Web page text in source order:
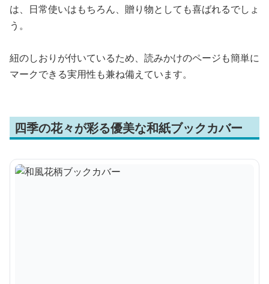
は、日常使いはもちろん、贈り物としても喜ばれるでしょ
う。
紐のしおりが付いているため、読みかけのページも簡単に
マークできる実用性も兼ね備えています。
四季の花々が彩る優美な和紙ブックカバー